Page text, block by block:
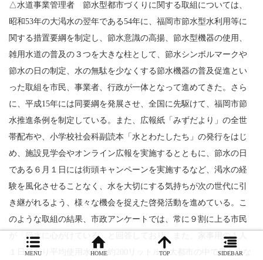
△水道事業管理者 節水型都市づくりに関する取組については、
昭和53年の大渇水の翌年である54年に、福岡市節水型水利用等に
関する措置要綱を制定し、節水意識の高揚、節水型機器の使用、
雑用水道の普及の３つを大きな柱として、節水シンボルマークや
節水の日の制定、水の無駄を少なくする節水機器の普及促進とい
った取組を市民、事業者、行政が一体となって進めてきた。さら
に、平成15年には同要綱を発展させ、全国に先駆けて、福岡市節
水推進条例を制定している。また、広報紙「みずだより」の全世
帯配布や、小学校社会科副読本「水とわたしたち」の発行をはじ
め、施設見学会やオンライン広報を実施するとともに、節水の日
である６月１日には街頭キャンペーンを実施するなど、渇水の経
験を風化させることなく、水を大切にする気持ちが次の世代に引
き継がれるよう、様々な機会を捉えた啓発活動を進めている。こ
のような取組の結果、市政アンケートでは、常に９割に上る市民
が「節水に心がけている」と回答しており、また、家事用の１人
１日当たり平均使用水量は約200リットルと大都市の中で最も少な
MENU HOME TOP SIDEBAR